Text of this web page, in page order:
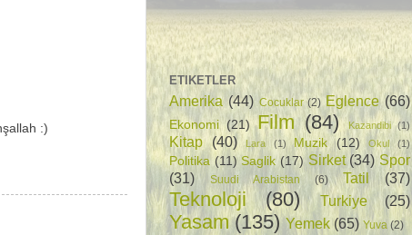
:)
ETIKETLER
Amerika (44) Cocuklar (2) Eglence (66)
Ekonomi (21) Film (84) Kazandibi (1)
Kitap (40) Lara (1) Muzik (12) Okul (1)
Politika (11) Saglik (17) Sirket (34) Spor
(31)
Suudi Arabistan (6) Tatil (37)
Teknoloji (80) Turkiye (25)
Yasam (135) Yemek (65) Yuva (2)